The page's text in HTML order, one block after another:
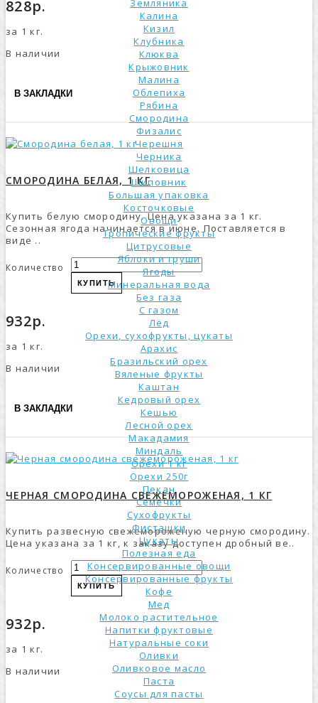
Земляника
Калина
Кизил
Клубника
Клюква
Крыжовник
Малина
Облепиха
Рябина
Смородина
Физалис
Черешня
Черника
Шелковица
Шиповник
Большая упаковка
Косточковые
Овощи
Тропические фрукты
Цитрусовые
Яблоки и груши
Ягоды
Минеральная вода
Без газа
С газом
Лёд
Орехи, сухофрукты, цукаты
Арахис
Бразильский орех
Вяленые фрукты
Каштан
Кедровый орех
Кешью
Лесной орех
Макадамия
Миндаль
Орехи 1 кг
Орехи 250г
Пекан
Семечки
Сухофрукты
Фисташки
Цукаты
Полезная еда
Консервированные овощи
Консервированные фрукты
Кофе
Мед
Молоко растительное
Напитки фруктовые
Натуральные соки
Оливки
Оливковое масло
Паста
Соусы для пасты
828р.
за 1 кг.
В наличии
В ЗАКЛАДКИ
СМОРОДИНА БЕЛАЯ, 1 КГ
Купить белую смородину. Цена указана за 1 кг.
Сезонная ягода начинается в июне. Поставляется в
виде ..
Количество
КУПИТЬ
932р.
за 1 кг.
В наличии
В ЗАКЛАДКИ
ЧЕРНАЯ СМОРОДИНА СВЕЖЕМОРОЖЕНАЯ, 1 КГ
Купить развесную свежемороженую черную смородину.
Цена указана за 1 кг, к заказу доступен дробный ве..
Количество
КУПИТЬ
932р.
за 1 кг.
В наличии